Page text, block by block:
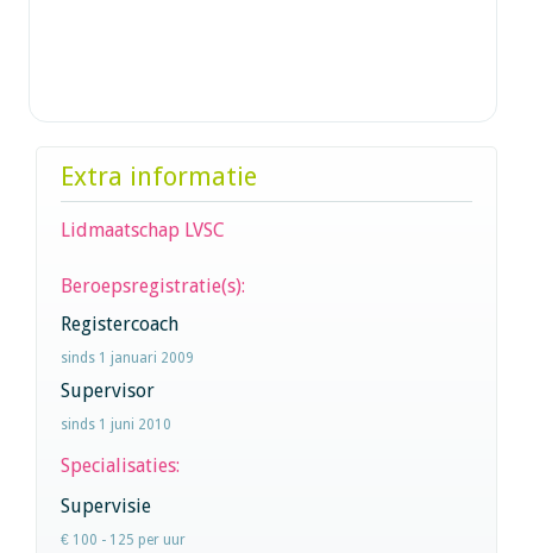
Extra informatie
Lidmaatschap LVSC
Beroepsregistratie(s):
Registercoach
sinds 1 januari 2009
Supervisor
sinds 1 juni 2010
Specialisaties:
Supervisie
€ 100 - 125 per uur